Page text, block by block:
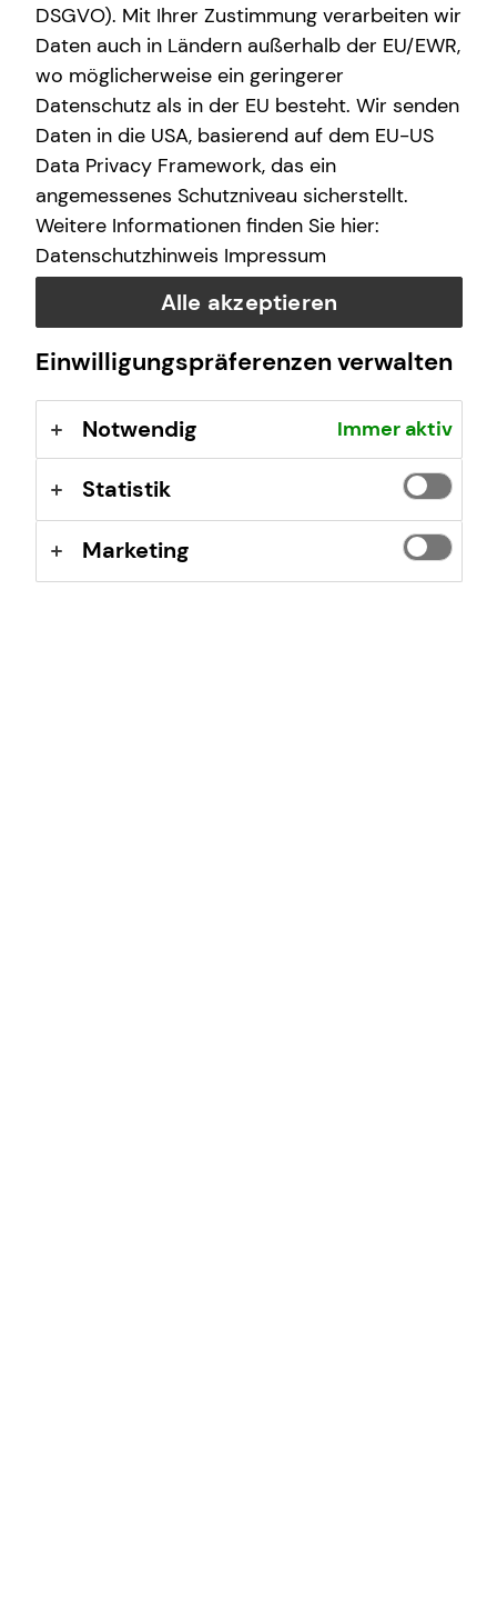
Registrierungsnummer: D-MQT9-4PZOT-60
Berufsbezeichnung: Versicherungsvertreter mit Erlaubnis
nach § 34 d Abs. 1 GewO Bundesrepublik Deutschland
(GewO), §§ 59 – 68 Gesetz über den
Versicherungsvertrag (VVG), Verordnung über die
Versicherungsvermittlung und -beratung (VersVermV),
abrufbar unterwww.gesetze-im-internet.de
Erlaubnis nach § 34f GewO ​
Aufsichtsbehörde:
HK Hamburg
Adolphsplatz 1
20457 Hamburg
Berufsbezeichnung: Finanzanlagenvermittler nach § 34f
Abs. 1 Satz 1 Nr. 1 GewO Bundesrepublik Deutschland
DSGVO). Mit Ihrer Zustimmung verarbeiten wir
Daten auch in Ländern außerhalb der EU/EWR,
wo möglicherweise ein geringerer
Datenschutz als in der EU besteht. Wir senden
Daten in die USA, basierend auf dem EU-US
Data Privacy Framework, das ein
angemessenes Schutzniveau sicherstellt.
Weitere Informationen finden Sie hier:
Datenschutzhinweis Impressum
Alle akzeptieren
Einwilligungspräferenzen verwalten
Notwendig Immer aktiv
Statistik
Marketing